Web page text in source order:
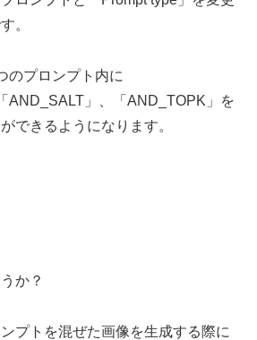
。
のプロンプト内に
AND_SALT」、「AND_TOPK」を
できるようになります。
か？
プトを混ぜた画像を生成する際に